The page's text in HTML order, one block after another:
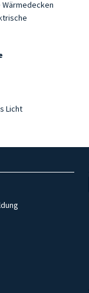
Licht